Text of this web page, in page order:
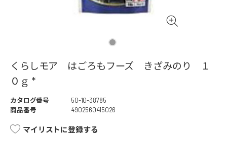
くらしモア はごろもフーズ きざみのり １
０ｇ *
カタログ番号
50-10-38785
商品番号
4902560415026
マイリストに登録する